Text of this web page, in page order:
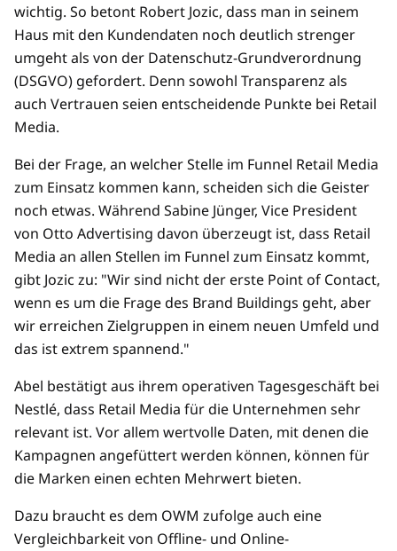
wichtig. So betont Robert Jozic, dass man in seinem
Haus mit den Kundendaten noch deutlich strenger
umgeht als von der Datenschutz-Grundverordnung
(DSGVO) gefordert. Denn sowohl Transparenz als
auch Vertrauen seien entscheidende Punkte bei Retail
Media.
Bei der Frage, an welcher Stelle im Funnel Retail Media
zum Einsatz kommen kann, scheiden sich die Geister
noch etwas. Während Sabine Jünger, Vice President
von Otto Advertising davon überzeugt ist, dass Retail
Media an allen Stellen im Funnel zum Einsatz kommt,
gibt Jozic zu: "Wir sind nicht der erste Point of Contact,
wenn es um die Frage des Brand Buildings geht, aber
wir erreichen Zielgruppen in einem neuen Umfeld und
das ist extrem spannend."
Abel bestätigt aus ihrem operativen Tagesgeschäft bei
Nestlé, dass Retail Media für die Unternehmen sehr
relevant ist. Vor allem wertvolle Daten, mit denen die
Kampagnen angefüttert werden können, können für
die Marken einen echten Mehrwert bieten.
Dazu braucht es dem OWM zufolge auch eine
Vergleichbarkeit von Offline- und Online-